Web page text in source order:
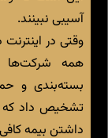
آسیبی نبینند.
وقتی در
همه شرکت‌ها
بسته‌بندی و
تشخیص داد که
داشتن بیمه